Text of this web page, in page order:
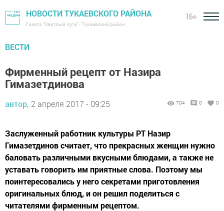
НОВОСТИ ТУКАЕВСКОГО РАЙОНА
Газета "Светлый путь" - Тукаевский район
16+
ВЕСТИ
Фирменный рецепт от Назира
Гимазетдинова
автор, 2 апреля 2017 - 09:25 704 0 0
Заслуженный работник культуры РТ Назир
Гимазетдинов считает, что прекрасных женщин нужно
баловать различными вкусными блюдами, а также не
уставать говорить им приятные слова. Поэтому мы
поинтересовались у него секретами приготовления
оригинальных блюд, и он решил поделиться с
читателями фирменным рецептом.